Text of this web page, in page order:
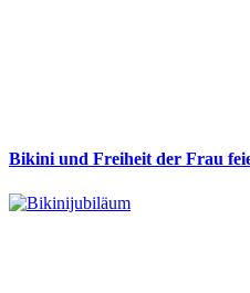
Bikini und Freiheit der Frau